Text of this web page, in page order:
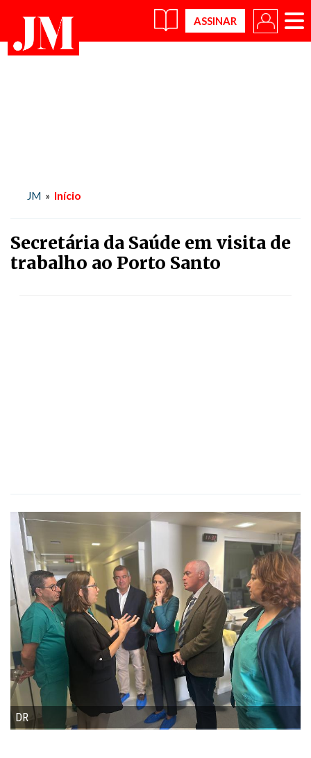
×
JM » Início
Secretária da Saúde em visita de
trabalho ao Porto Santo
DR